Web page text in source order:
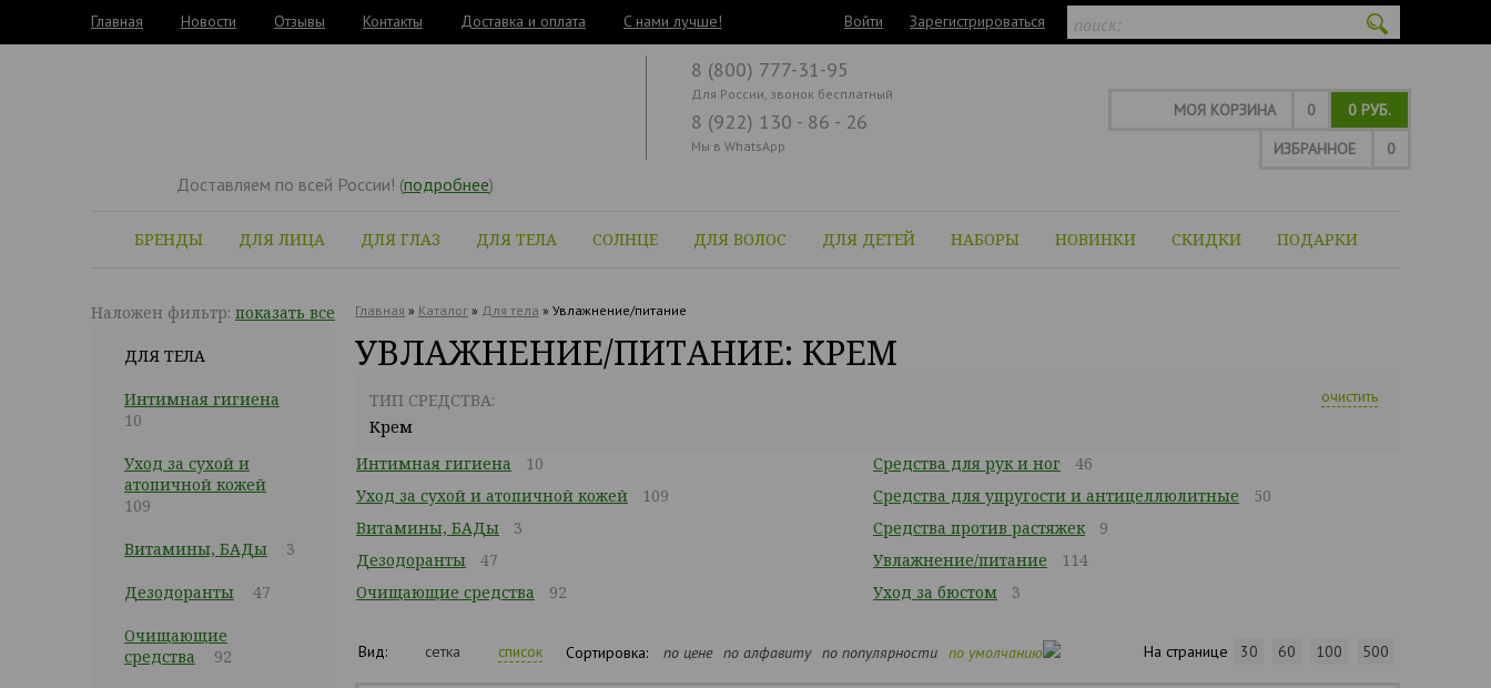
Главная Новости Отзывы Контакты Доставка и оплата C нами лучше! Войти Зарегистрироваться
Доставляем по всей России! (подробнее)
МОЯ КОРЗИНА 0
0 РУБ.
ИЗБРАННОЕ
0
БРЕНДЫ ДЛЯ ЛИЦА ДЛЯ ГЛАЗ ДЛЯ ТЕЛА СОЛНЦЕ ДЛЯ ВОЛОС ДЛЯ ДЕТЕЙ НАБОРЫ НОВИНКИ СКИДКИ ПОДАРКИ
8 (800) 777-31-95
Для России, звонок бесплатный
8 (922) 130 - 86 - 26
Мы в WhatsApp
Наложен фильтр: показать все
ДЛЯ ТЕЛА
Интимная гигиена
10
Уход за сухой и
атопичной кожей
109
Витамины, БАДы 3
Дезодоранты 47
Очищающие
средства
92
Главная » Каталог » Для тела » Увлажнение/питание
УВЛАЖНЕНИЕ/ПИТАНИЕ: КРЕМ
ТИП СРЕДСТВА:
Крем
очистить
Интимная гигиена
10
Уход за сухой и атопичной кожей
109
Витамины, БАДы
3
Дезодоранты
47
Очищающие средства
92
Средства для рук и ног
46
Средства для упругости и антицеллюлитные
50
Средства против растяжек
9
Увлажнение/питание
114
Уход за бюстом
3
Вид: сетка список Сортировка: по цене по алфавиту по популярности по умолчанию На странице 30 60 100 500